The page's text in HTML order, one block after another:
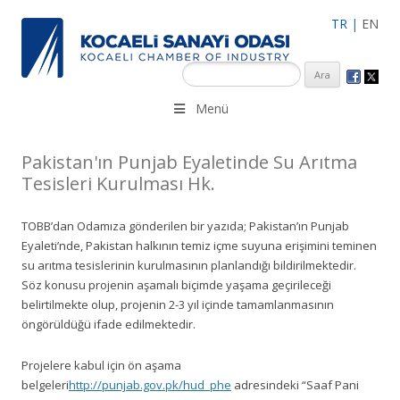
TR | EN
KSO 3500’ü aşkın sanayi kuruluşuna uzman çalışanları ile İzmit
Merkez, Çayırova, Dilovası, Gebze ve İMES OSB’deki ofisleri ile
Menü
Pakistan'ın Punjab Eyaletinde Su Arıtma
Tesisleri Kurulması Hk.
TOBB’dan Odamıza gönderilen bir yazıda; Pakistan’ın Punjab
Eyaleti’nde, Pakistan halkının temiz içme suyuna erişimini teminen
su arıtma tesislerinin kurulmasının planlandığı bildirilmektedir.
Söz konusu projenin aşamalı biçimde yaşama geçirileceği
belirtilmekte olup, projenin 2-3 yıl içinde tamamlanmasının
öngörüldüğü ifade edilmektedir.
Projelere kabul için ön aşama
belgelerihttp://punjab.gov.pk/hud_phe adresindeki “Saaf Pani